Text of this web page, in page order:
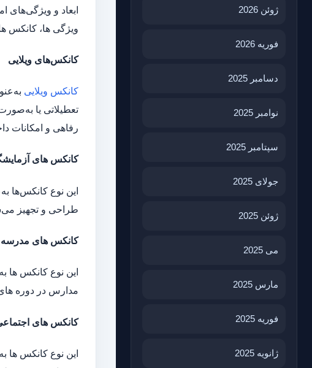
ژوئن 2026
فوریه 2026
دسامبر 2025
نوامبر 2025
سپتامبر 2025
جولای 2025
ژوئن 2025
می 2025
مارس 2025
فوریه 2025
ژانویه 2025
ابعاد و
ویژگی‌ ها، کانکس‌
کانکس‌های ویلایی
کانکس ویلایی
تعطیلاتی یا
رفاهی و امکانات
کانکس‌ های
این نوع کانکس‌ها
طراحی و تجهیز
کانکس‌ های مدرسه‌
این نوع کانکس‌ ها
مدارس در دوره‌
کانکس‌ های
این نوع کانکس‌ ها